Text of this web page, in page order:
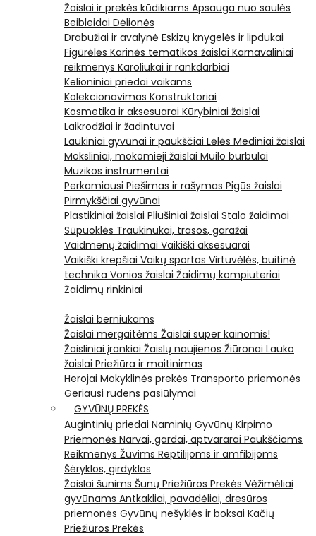
Žaislai ir prekės kūdikiams Apsauga nuo saulės
Beibleidai Dėlionės
Drabužiai ir avalynė Eskizų knygelės ir lipdukai
Figūrėlės Karinės tematikos žaislai Karnavaliniai
reikmenys Karoliukai ir rankdarbiai
Kelioniniai priedai vaikams
Kolekcionavimas Konstruktoriai
Kosmetika ir aksesuarai Kūrybiniai žaislai
Laikrodžiai ir žadintuvai
Laukiniai gyvūnai ir paukščiai Lėlės Mediniai žaislai
Moksliniai, mokomieji žaislai Muilo burbulai
Muzikos instrumentai
Perkamiausi Piešimas ir rašymas Pigūs žaislai
Pirmykščiai gyvūnai
Plastikiniai žaislai Pliušiniai žaislai Stalo žaidimai
Sūpuoklės Traukinukai, trasos, garažai
Vaidmenų žaidimai Vaikiški aksesuarai
Vaikiški krepšiai Vaikų sportas Virtuvėlės, buitinė
technika Vonios žaislai Žaidimų kompiuteriai
Žaidimų rinkiniai
Žaislai berniukams
Žaislai mergaitėms Žaislai super kainomis!
Žaisliniai įrankiai Žaislų naujienos Žiūronai Lauko
žaislai Priežiūra ir maitinimas
Herojai Mokyklinės prekės Transporto priemonės
Geriausi rudens pasiūlymai
GYVŪNŲ PREKĖS
Augintinių priedai Naminių Gyvūnų Kirpimo
Priemonės Narvai, gardai, aptvararai Paukščiams
Reikmenys Žuvims Reptilijoms ir amfibijoms
Šėryklos, girdyklos
Žaislai šunims Šunų Priežiūros Prekės Vėžimėliai
gyvūnams Antkakliai, pavadėliai, dresūros
priemonės Gyvūnų nešyklės ir boksai Kačių
Priežiūros Prekės